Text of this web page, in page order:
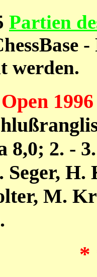
Partien
werden.
1996
8,0; 2. -
Seger,
M.
*